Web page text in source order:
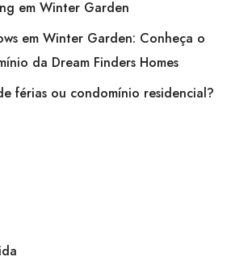
em Winter Garden
em Winter Garden: Conheça o
da Dream Finders Homes
férias ou condomínio residencial?